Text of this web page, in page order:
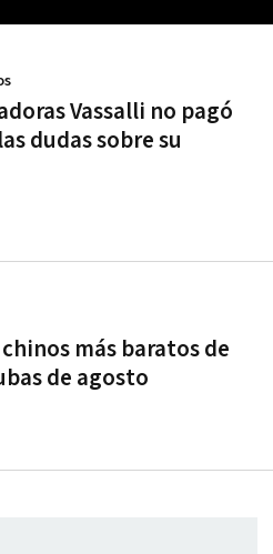
Vassalli no pagó
dudas sobre su
más baratos de
de agosto